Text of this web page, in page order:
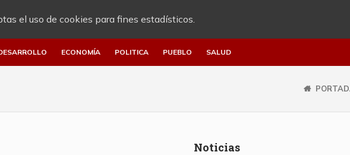
el uso de cookies para fines estadísticos.
ECONOMÍA POLITICA PUEBLO SALUD
Noticias